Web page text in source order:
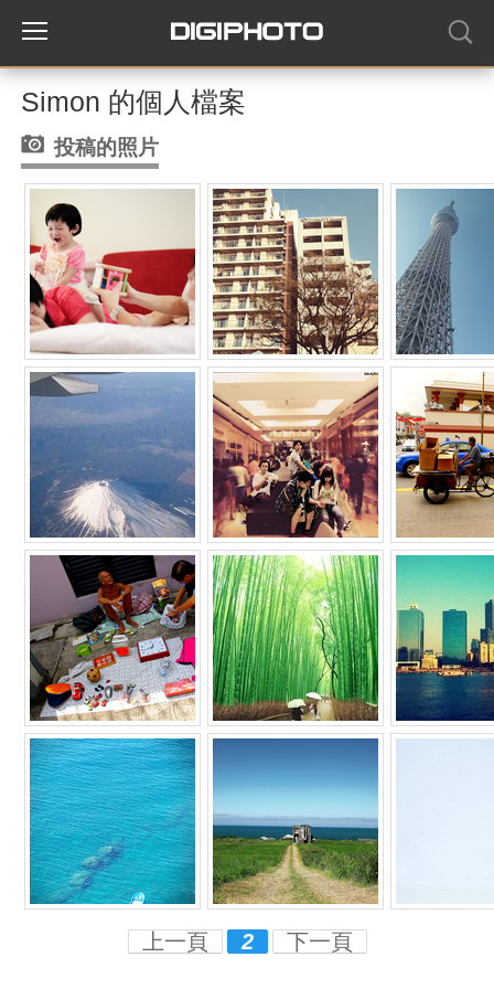
Simon 的個人檔案
投稿的照片
上一頁 2 下一頁